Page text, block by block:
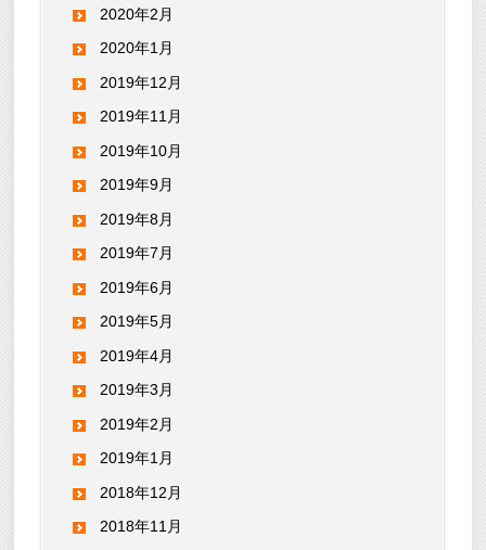
2020年2月
2020年1月
2019年12月
2019年11月
2019年10月
2019年9月
2019年8月
2019年7月
2019年6月
2019年5月
2019年4月
2019年3月
2019年2月
2019年1月
2018年12月
2018年11月